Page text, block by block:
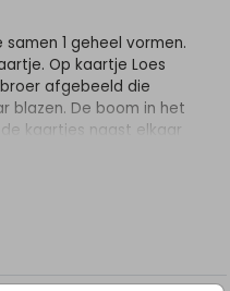
1 geheel vormen.
Op kaartje Loes
afgebeeld die
blazen. De boom in het
kaartjes naast elkaar
diertjes en